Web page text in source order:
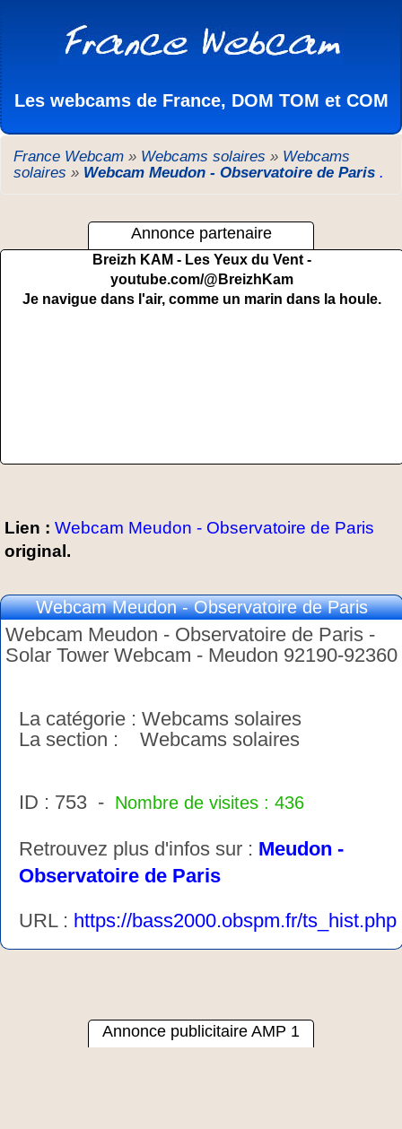
Les webcams de France, DOM TOM et COM
France Webcam » Webcams solaires » Webcams
solaires » Webcam Meudon - Observatoire de Paris .
Annonce partenaire
Breizh KAM - Les Yeux du Vent -
youtube.com/@BreizhKam
Je navigue dans l'air, comme un marin dans la houle.
Lien : Webcam Meudon - Observatoire de Paris
original.
Webcam Meudon - Observatoire de Paris
Webcam Meudon - Observatoire de Paris -
Solar Tower Webcam - Meudon 92190-92360
La catégorie : Webcams solaires
La section : Webcams solaires
ID : 753 - Nombre de visites : 436
Retrouvez plus d'infos sur : Meudon -
Observatoire de Paris
URL : https://bass2000.obspm.fr/ts_hist.php
Annonce publicitaire AMP 1